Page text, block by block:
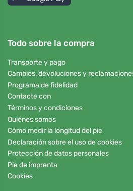
Todo sobre la compra
Transporte y pago
Cambios, devoluciones y
Programa de fidelidad
Contacte con
Términos y condiciones
Quiénes somos
Cómo medir la longitud del pie
Declaración sobre el uso de cookies
Protección de datos personales
Pie de imprenta
Cookies